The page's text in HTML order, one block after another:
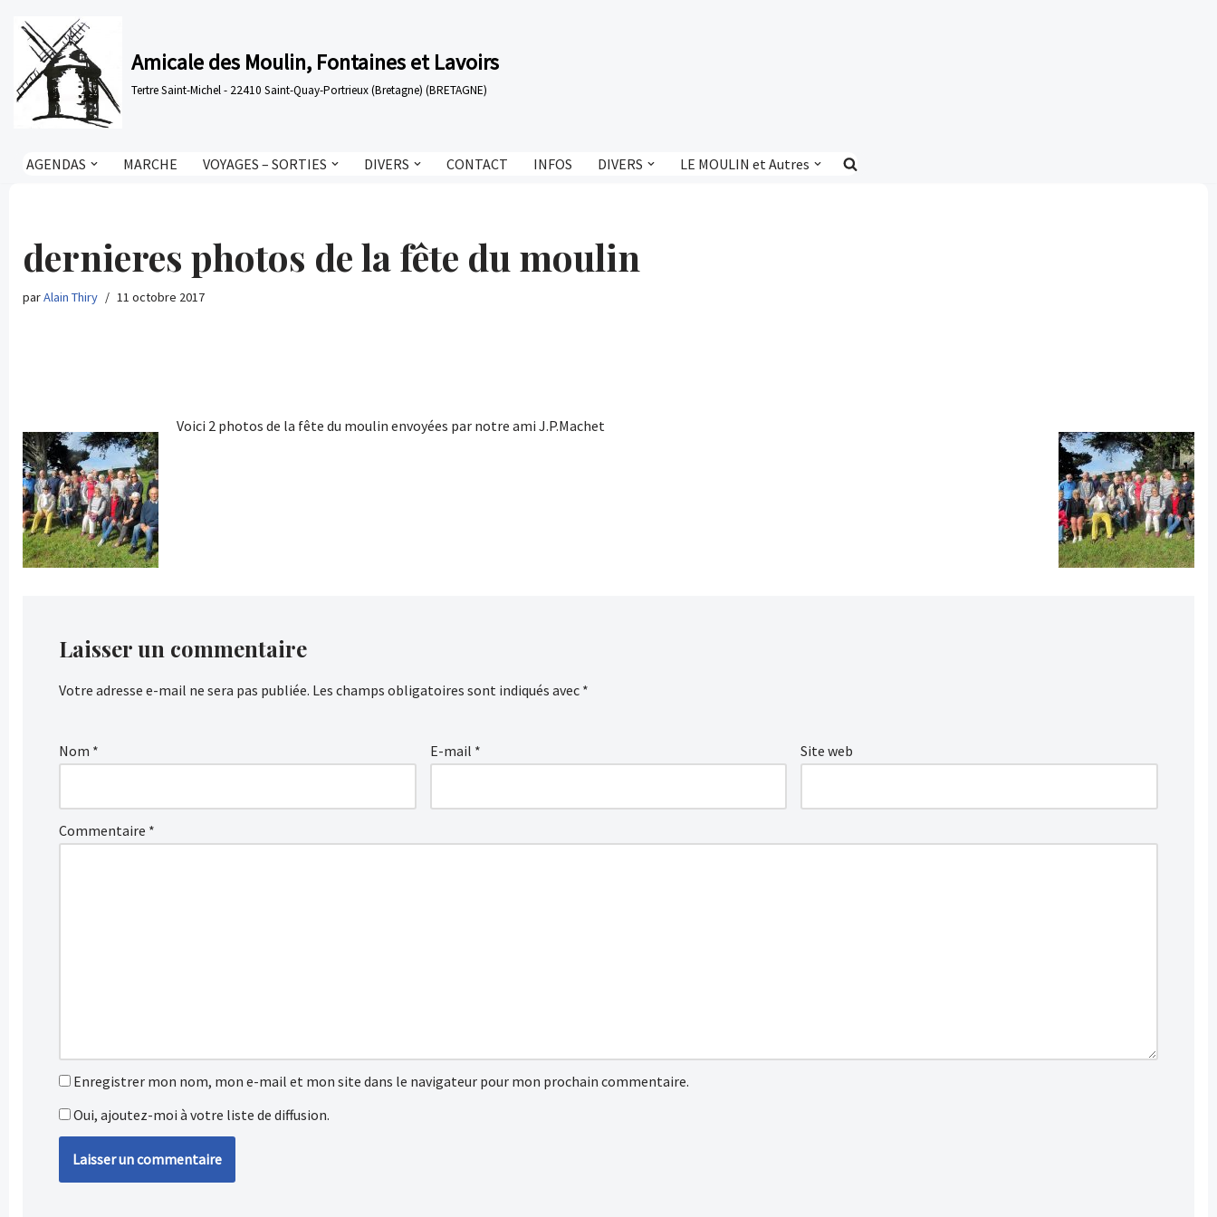
Aller
au
contenu
Amicale des Moulin, Fontaines et Lavoirs
Tertre Saint-Michel - 22410 Saint-Quay-Portrieux (Bretagne) (BRETAGNE)
AGENDAS MARCHE VOYAGES – SORTIES DIVERS CONTACT INFOS DIVERS LE MOULIN et Autres
dernieres photos de la fête du moulin
parAlain Thiry 11 octobre 2017
Voici 2 photos de la fête du moulin envoyées par notre ami J.P.Machet
Laisser un commentaire
Votre adresse e-mail ne sera pas publiée. Les champs obligatoires sont indiqués avec *
Nom * E-mail * Site web
Commentaire *
Enregistrer mon nom, mon e-mail et mon site dans le navigateur pour mon prochain commentaire.
Oui, ajoutez-moi à votre liste de diffusion.